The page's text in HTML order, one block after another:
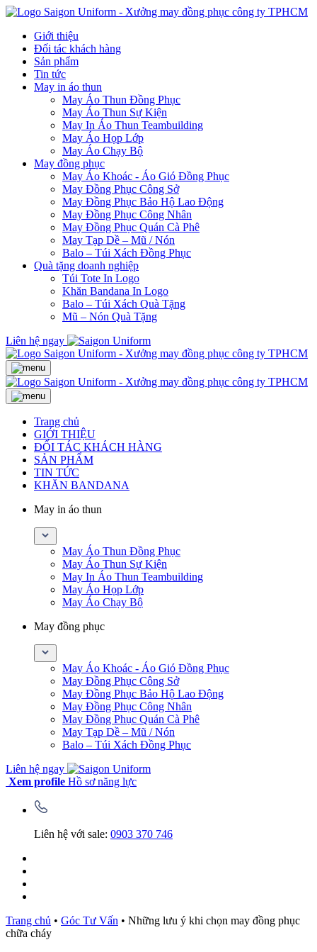
Giới thiệu
Đối tác khách hàng
Sản phẩm
Tin tức
May in áo thun
May Áo Thun Đồng Phục
May Áo Thun Sự Kiện
May In Áo Thun Teambuilding
May Áo Họp Lớp
May Áo Chạy Bộ
May đồng phục
May Áo Khoác - Áo Gió Đồng Phục
May Đồng Phục Công Sở
May Đồng Phục Bảo Hộ Lao Động
May Đồng Phục Công Nhân
May Đồng Phục Quán Cà Phê
May Tạp Dề – Mũ / Nón
Balo – Túi Xách Đồng Phục
Quà tặng doanh nghiệp
Túi Tote In Logo
Khăn Bandana In Logo
Balo – Túi Xách Quà Tặng
Mũ – Nón Quà Tặng
Liên hệ ngay
Trang chủ
GIỚI THIỆU
ĐỐI TÁC KHÁCH HÀNG
SẢN PHẨM
TIN TỨC
KHĂN BANDANA
May in áo thun
May Áo Thun Đồng Phục
May Áo Thun Sự Kiện
May In Áo Thun Teambuilding
May Áo Họp Lớp
May Áo Chạy Bộ
May đồng phục
May Áo Khoác - Áo Gió Đồng Phục
May Đồng Phục Công Sở
May Đồng Phục Bảo Hộ Lao Động
May Đồng Phục Công Nhân
May Đồng Phục Quán Cà Phê
May Tạp Dề – Mũ / Nón
Balo – Túi Xách Đồng Phục
Liên hệ ngay
Xem profile Hồ sơ năng lực
Liên hệ với sale: 0903 370 746
Trang chủ • Góc Tư Vấn • Những lưu ý khi chọn may đồng phục
chữa cháy